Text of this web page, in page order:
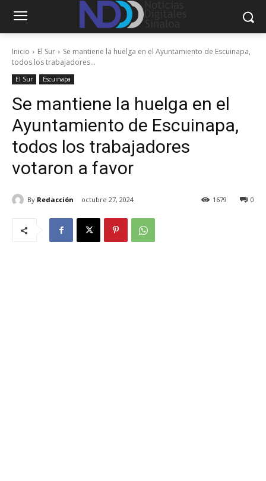
Inicio El Sur
Se mantiene la huelga en el Ayuntamiento de Escuinapa,
todos los trabajadores...
El Sur Escuinapa
Se mantiene la huelga en el
Ayuntamiento de Escuinapa,
todos los trabajadores
votaron a favor
By Redacción octubre 27, 2024 0
1679